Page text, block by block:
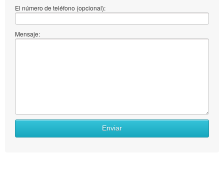
El número de teléfono (opcional):
Mensaje:
Enviar